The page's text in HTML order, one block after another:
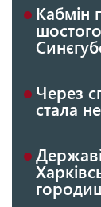
Кабмін
Через
стала